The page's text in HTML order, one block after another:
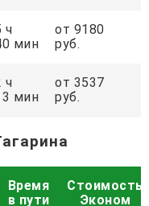
ч
мин
от 9180
руб.
ч
мин
от 3537
руб.
Время
в пути
Стоимость
Эконом